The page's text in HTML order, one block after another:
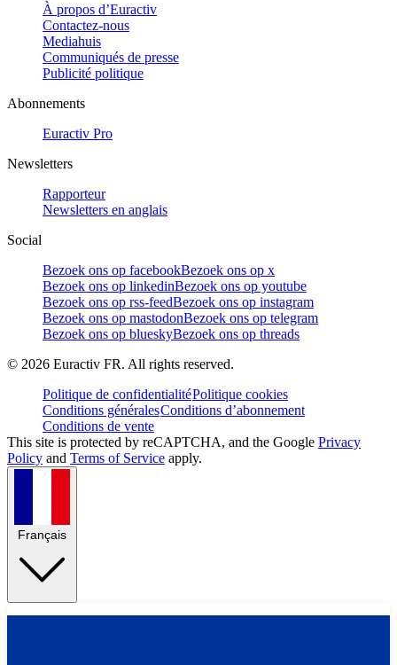
À propos d’Euractiv
Contactez-nous
Mediahuis
Communiqués de presse
Publicité politique
Abonnements
Euractiv Pro
Newsletters
Rapporteur
Newsletters en anglais
Social
Bezoek ons op facebookBezoek ons op x
Bezoek ons op linkedinBezoek ons op youtube
Bezoek ons op rss-feedBezoek ons op instagram
Bezoek ons op mastodonBezoek ons op telegram
Bezoek ons op blueskyBezoek ons op threads
© 2026 Euractiv FR. All rights reserved.
Politique de confidentialitéPolitique cookies
Conditions généralesConditions d’abonnement
Conditions de vente
This site is protected by reCAPTCHA, and the Google Privacy
Policy and Terms of Service apply.
Français